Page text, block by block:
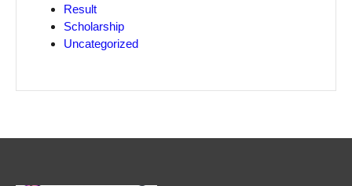
Result
Scholarship
Uncategorized